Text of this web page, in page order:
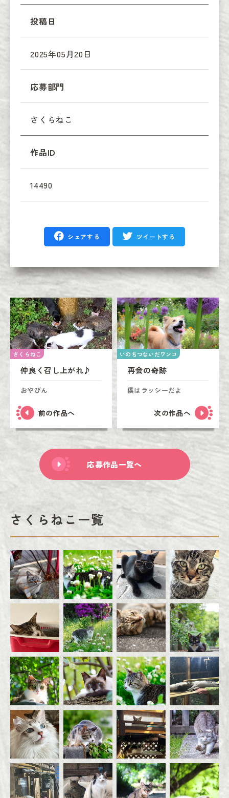
投稿日
2025年05月20日
応募部門
さくらねこ
作品ID
14490
シェアする ツイートする
さくらねこ
仲良く召し上がれ♪
おやびん
前の作品へ
いのちつないだワンコ
再会の奇跡
僕はラッシーだよ
次の作品へ
応募作品一覧へ
さくらねこ一覧